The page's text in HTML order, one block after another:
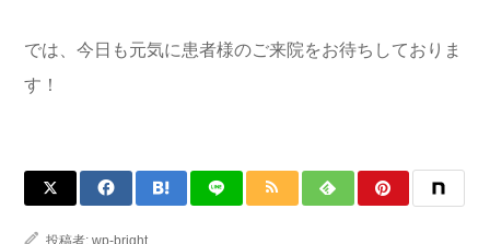
では、今日も元気に患者様のご来院をお待ちしておりま
す！
投稿者: wp-bright